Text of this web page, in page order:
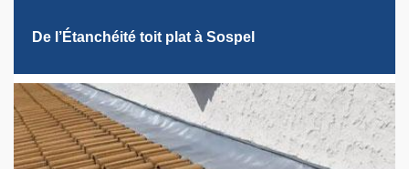
De l’Étanchéité toit plat à Sospel